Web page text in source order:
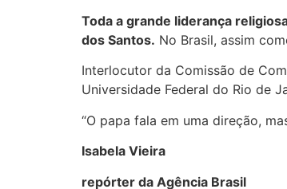
Toda a grande liderança
dos Santos. No Brasil, assim
Interlocutor da Comissão de
Universidade Federal do Rio de
“O papa fala em uma direção,
Isabela Vieira
repórter da Agência Brasil